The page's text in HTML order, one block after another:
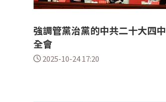
強調管黨治黨的中共二十大四中
全會
2025-10-24 17:20